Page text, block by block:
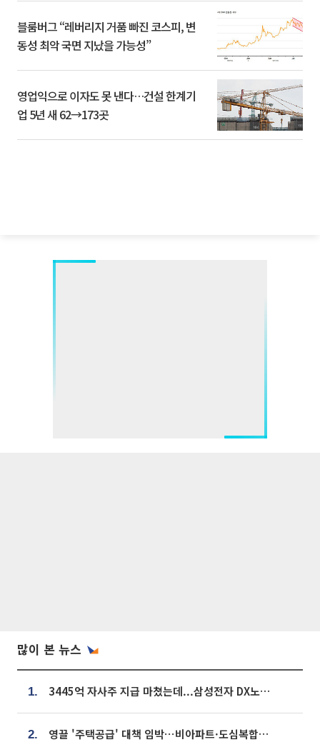
블룸버그 “레버리지 거품 빠진 코스피, 변
동성 최악 국면 지났을 가능성”
영업익으로 이자도 못 낸다…건설 한계기
업 5년 새 62→173곳
많이 본 뉴스
1. 3445억 자사주 지급 마쳤는데...삼성전자 DX노조, 뒤늦은 '떼쓰기 집회'
2. 영끌 '주택공급' 대책 임박⋯비아파트·도심복합까지 총동원